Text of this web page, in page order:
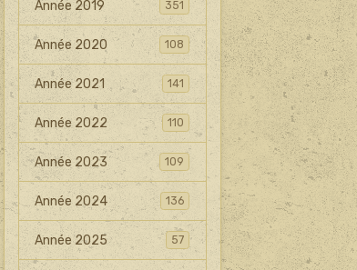
Année 2019 351
Année 2020 108
Année 2021 141
Année 2022 110
Année 2023 109
Année 2024 136
Année 2025 57